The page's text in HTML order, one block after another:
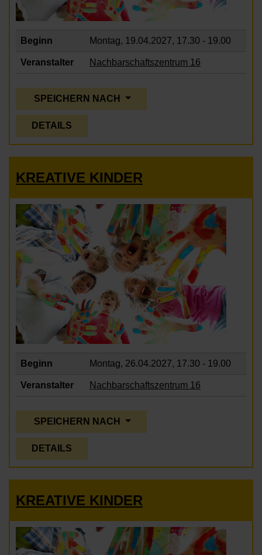
Beginn Montag, 19.04.2027, 17.30 - 19.00
Veranstalter Nachbarschaftszentrum 16
SPEICHERN NACH
DETAILS
KREATIVE KINDER
Beginn Montag, 26.04.2027, 17.30 - 19.00
Veranstalter Nachbarschaftszentrum 16
SPEICHERN NACH
DETAILS
KREATIVE KINDER